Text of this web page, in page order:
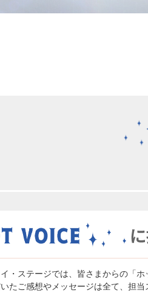
・ステージでは、皆さまからの「
たご感想やメッセージは全て、担